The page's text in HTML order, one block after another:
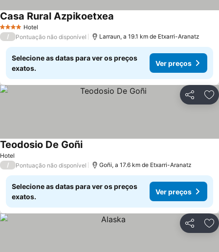
4 EstrelasHotel
Casa Rural Azpikoetxea
/ Pontuação não disponível Larraun, a 19.1 km de Etxarri-Aranatz
Selecione as datas para ver os preços
exatos.
Ver preços
Partilhar
Hotel
Teodosio De Goñi
/ Pontuação não disponível Goñi, a 17.6 km de Etxarri-Aranatz
Selecione as datas para ver os preços
exatos.
Ver preços
Partilhar